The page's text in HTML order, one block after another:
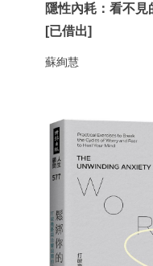
隱性內耗：看不見
[已借出]
蘇絢慧